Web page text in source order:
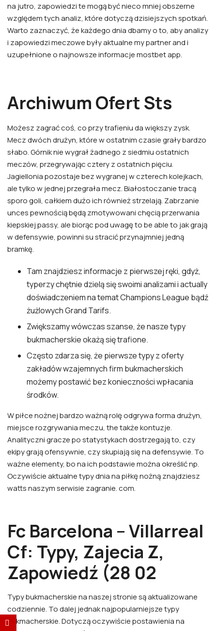
na jutro, zapowiedzi te mogą być nieco mniej obszerne
względem tych analiz, które dotyczą dzisiejszych spotkań.
Warto zaznaczyć, że każdego dnia dbamy o to, aby analizy
i zapowiedzi meczowe były aktualne my partner and i
uzupełnione o najnowsze informacjemostbet app.
Archiwum Ofert Sts
Możesz zagrać coś, co przy trafieniu da większy zysk.
Mecz dwóch drużyn, które w ostatnim czasie grały bardzo
słabo. Górnik nie wygrał żadnego z siedmiu ostatnich
meczów, przegrywając cztery z ostatnich pięciu.
Jagiellonia pozostaje bez wygranej w czterech kolejkach,
ale tylko w jednej przegrała mecz. Białostoczanie tracą
sporo goli, całkiem dużo ich również strzelają. Zabrzanie
unces pewnością będą zmotywowani chęcią przerwania
kiepskiej passy, ale biorąc pod uwagę to be able to jak grają
w defensywie, powinni su stracić przynajmniej jedną
bramkę.
Tam znajdziesz informacje z pierwszej ręki, gdyż,
typerzy chętnie dzielą się swoimi analizami i actually
doświadczeniem na temat Champions League bądź
żużlowych Grand Tarifs.
Zwiększamy wówczas szanse, że nasze typy
bukmacherskie okażą się trafione.
Często zdarza się, że pierwsze typy z oferty
zakładów wzajemnych firm bukmacherskich
możemy postawić bez konieczności wpłacania
środków.
W piłce nożnej bardzo ważną rolę odgrywa forma drużyn,
miejsce rozgrywania meczu, the także kontuzje.
Analityczni gracze po statystykach dostrzegają to, czy
ekipy grają ofensywnie, czy skupiają się na defensywie. To
ważne elementy, bo na ich podstawie można określić np.
Oczywiście aktualne typy dnia na piłkę nożną znajdziesz
watts naszym serwisie zagranie. com.
Fc Barcelona – Villarreal
Cf: Typy, Zajecia Z,
Zapowiedź (28 02
Typy bukmacherskie na naszej stronie są aktualizowane
codziennie. To dalej jednak najpopularniejsze typy
bukmacherskie. Dotyczą oczywiście postawienia na